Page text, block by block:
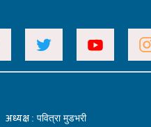
अध्यक्ष : पवित्रा मुडभरी